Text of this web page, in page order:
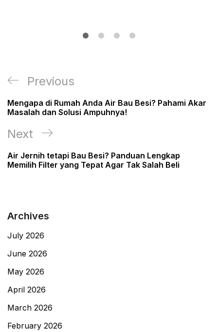
Post
Previous
Post
Previous
Mengapa di Rumah Anda Air Bau Besi? Pahami Akar
Masalah dan Solusi Ampuhnya!
Next
Post
Next
Air Jernih tetapi Bau Besi? Panduan Lengkap
Memilih Filter yang Tepat Agar Tak Salah Beli
Archives
July 2026
June 2026
May 2026
April 2026
March 2026
February 2026